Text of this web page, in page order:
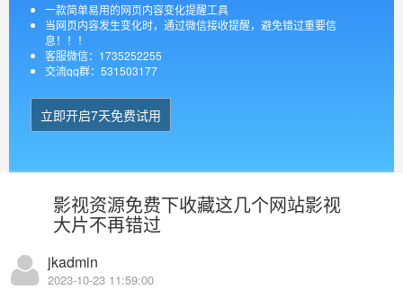
一款简单易用的网页内容变化提醒工具
当网页内容发生变化时，通过微信接收提醒，避免错过重要信
息！！！
客服微信：1735252255
交流qq群：531503177
立即开启7天免费试用
影视资源免费下收藏这几个网站影视
大片不再错过
jkadmin
2023-10-23 11:59:00